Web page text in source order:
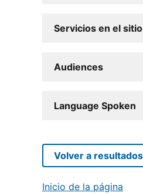
Servicios en el sitio
Audiences
Language Spoken
Volver a resultados
Inicio de la página